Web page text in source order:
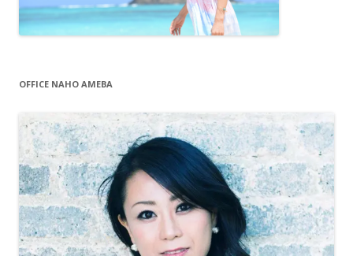
OFFICE NAHO AMEBA